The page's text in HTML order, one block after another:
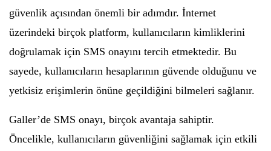
güvenlik açısından önemli bir adımdır. İnternet
üzerindeki birçok platform, kullanıcıların kimliklerini
doğrulamak için SMS onayını tercih etmektedir. Bu
sayede, kullanıcıların hesaplarının güvende olduğunu ve
yetkisiz erişimlerin önüne geçildiğini bilmeleri sağlanır.
Galler’de SMS onayı, birçok avantaja sahiptir.
Öncelikle, kullanıcıların güvenliğini sağlamak için etkili